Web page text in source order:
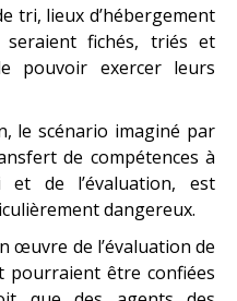
tri, lieux d’hébergement
seraient fichés, triés et
pouvoir exercer leurs
le scénario imaginé par
de compétences à
de l’évaluation, est
dangereux.
œuvre de l’évaluation de
pourraient être confiées